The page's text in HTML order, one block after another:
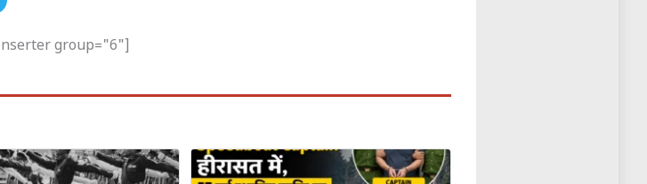
करता है और घर्षण से जलकर चमकता है, तो इस चमकती हुई रोशनी की लकीर को
तरह जल जाता है और जमीन तक नहीं पहुंचता।
बढ़ रही है। कुछ वीडियो में लोगों की उत्साहित आवाजें भी सुनाई दे रही हैं — कई
group="6"]